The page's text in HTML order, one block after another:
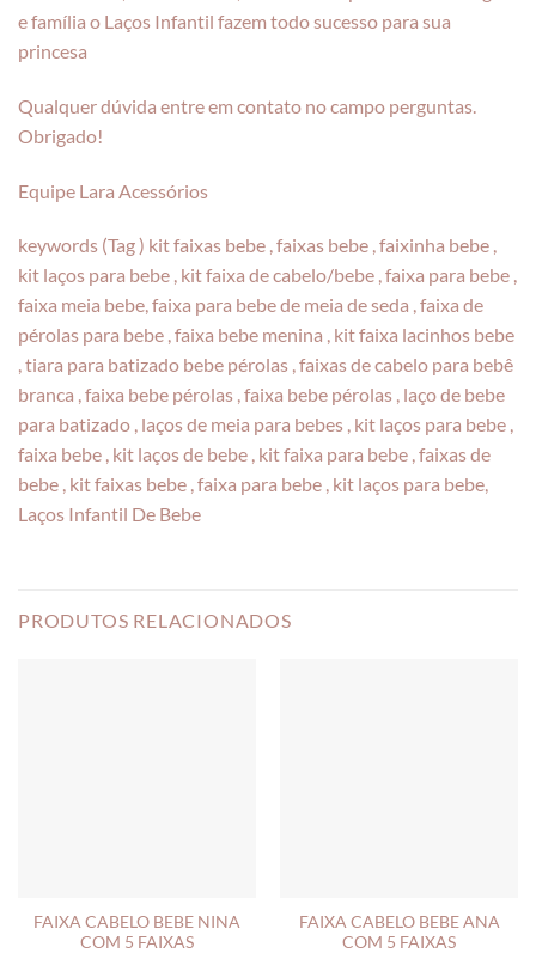
e família o Laços Infantil fazem todo sucesso para sua
princesa
Qualquer dúvida entre em contato no campo perguntas.
Obrigado!
Equipe Lara Acessórios
keywords (Tag ) kit faixas bebe , faixas bebe , faixinha bebe ,
kit laços para bebe , kit faixa de cabelo/bebe , faixa para bebe ,
faixa meia bebe, faixa para bebe de meia de seda , faixa de
pérolas para bebe , faixa bebe menina , kit faixa lacinhos bebe
, tiara para batizado bebe pérolas , faixas de cabelo para bebê
branca , faixa bebe pérolas , faixa bebe pérolas , laço de bebe
para batizado , laços de meia para bebes , kit laços para bebe ,
faixa bebe , kit laços de bebe , kit faixa para bebe , faixas de
bebe , kit faixas bebe , faixa para bebe , kit laços para bebe,
Laços Infantil De Bebe
PRODUTOS RELACIONADOS
FAIXA CABELO BEBE NINA
COM 5 FAIXAS
FAIXA CABELO BEBE ANA
COM 5 FAIXAS